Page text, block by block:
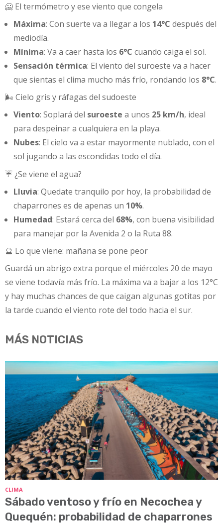
🥶 El termómetro y ese viento que congela
Máxima: Con suerte va a llegar a los 14°C después del
mediodía.
Mínima: Va a caer hasta los 6°C cuando caiga el sol.
Sensación térmica: El viento del suroeste va a hacer
que sientas el clima mucho más frío, rondando los 8°C.
🌬️ Cielo gris y ráfagas del sudoeste
Viento: Soplará del suroeste a unos 25 km/h, ideal
para despeinar a cualquiera en la playa.
Nubes: El cielo va a estar mayormente nublado, con el
sol jugando a las escondidas todo el día.
☔ ¿Se viene el agua?
Lluvia: Quedate tranquilo por hoy, la probabilidad de
chaparrones es de apenas un 10%.
Humedad: Estará cerca del 68%, con buena visibilidad
para manejar por la Avenida 2 o la Ruta 88.
🔮 Lo que viene: mañana se pone peor
Guardá un abrigo extra porque el miércoles 20 de mayo
se viene todavía más frío. La máxima va a bajar a los 12°C
y hay muchas chances de que caigan algunas gotitas por
la tarde cuando el viento rote del todo hacia el sur.
MÁS NOTICIAS
CLIMA
Sábado ventoso y frío en Necochea y
Quequén: probabilidad de chaparrones